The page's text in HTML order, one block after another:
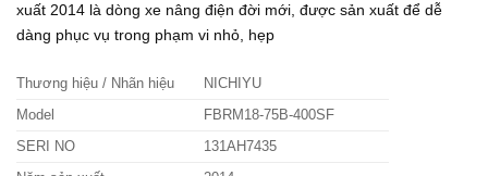
xuất 2014 là dòng xe nâng điện đời mới, được sản xuất để dễ
dàng phục vụ trong phạm vi nhỏ, hẹp
Thương hiệu / Nhãn hiệu
NICHIYU
Model
FBRM18-75B-400SF
SERI NO
131AH7435